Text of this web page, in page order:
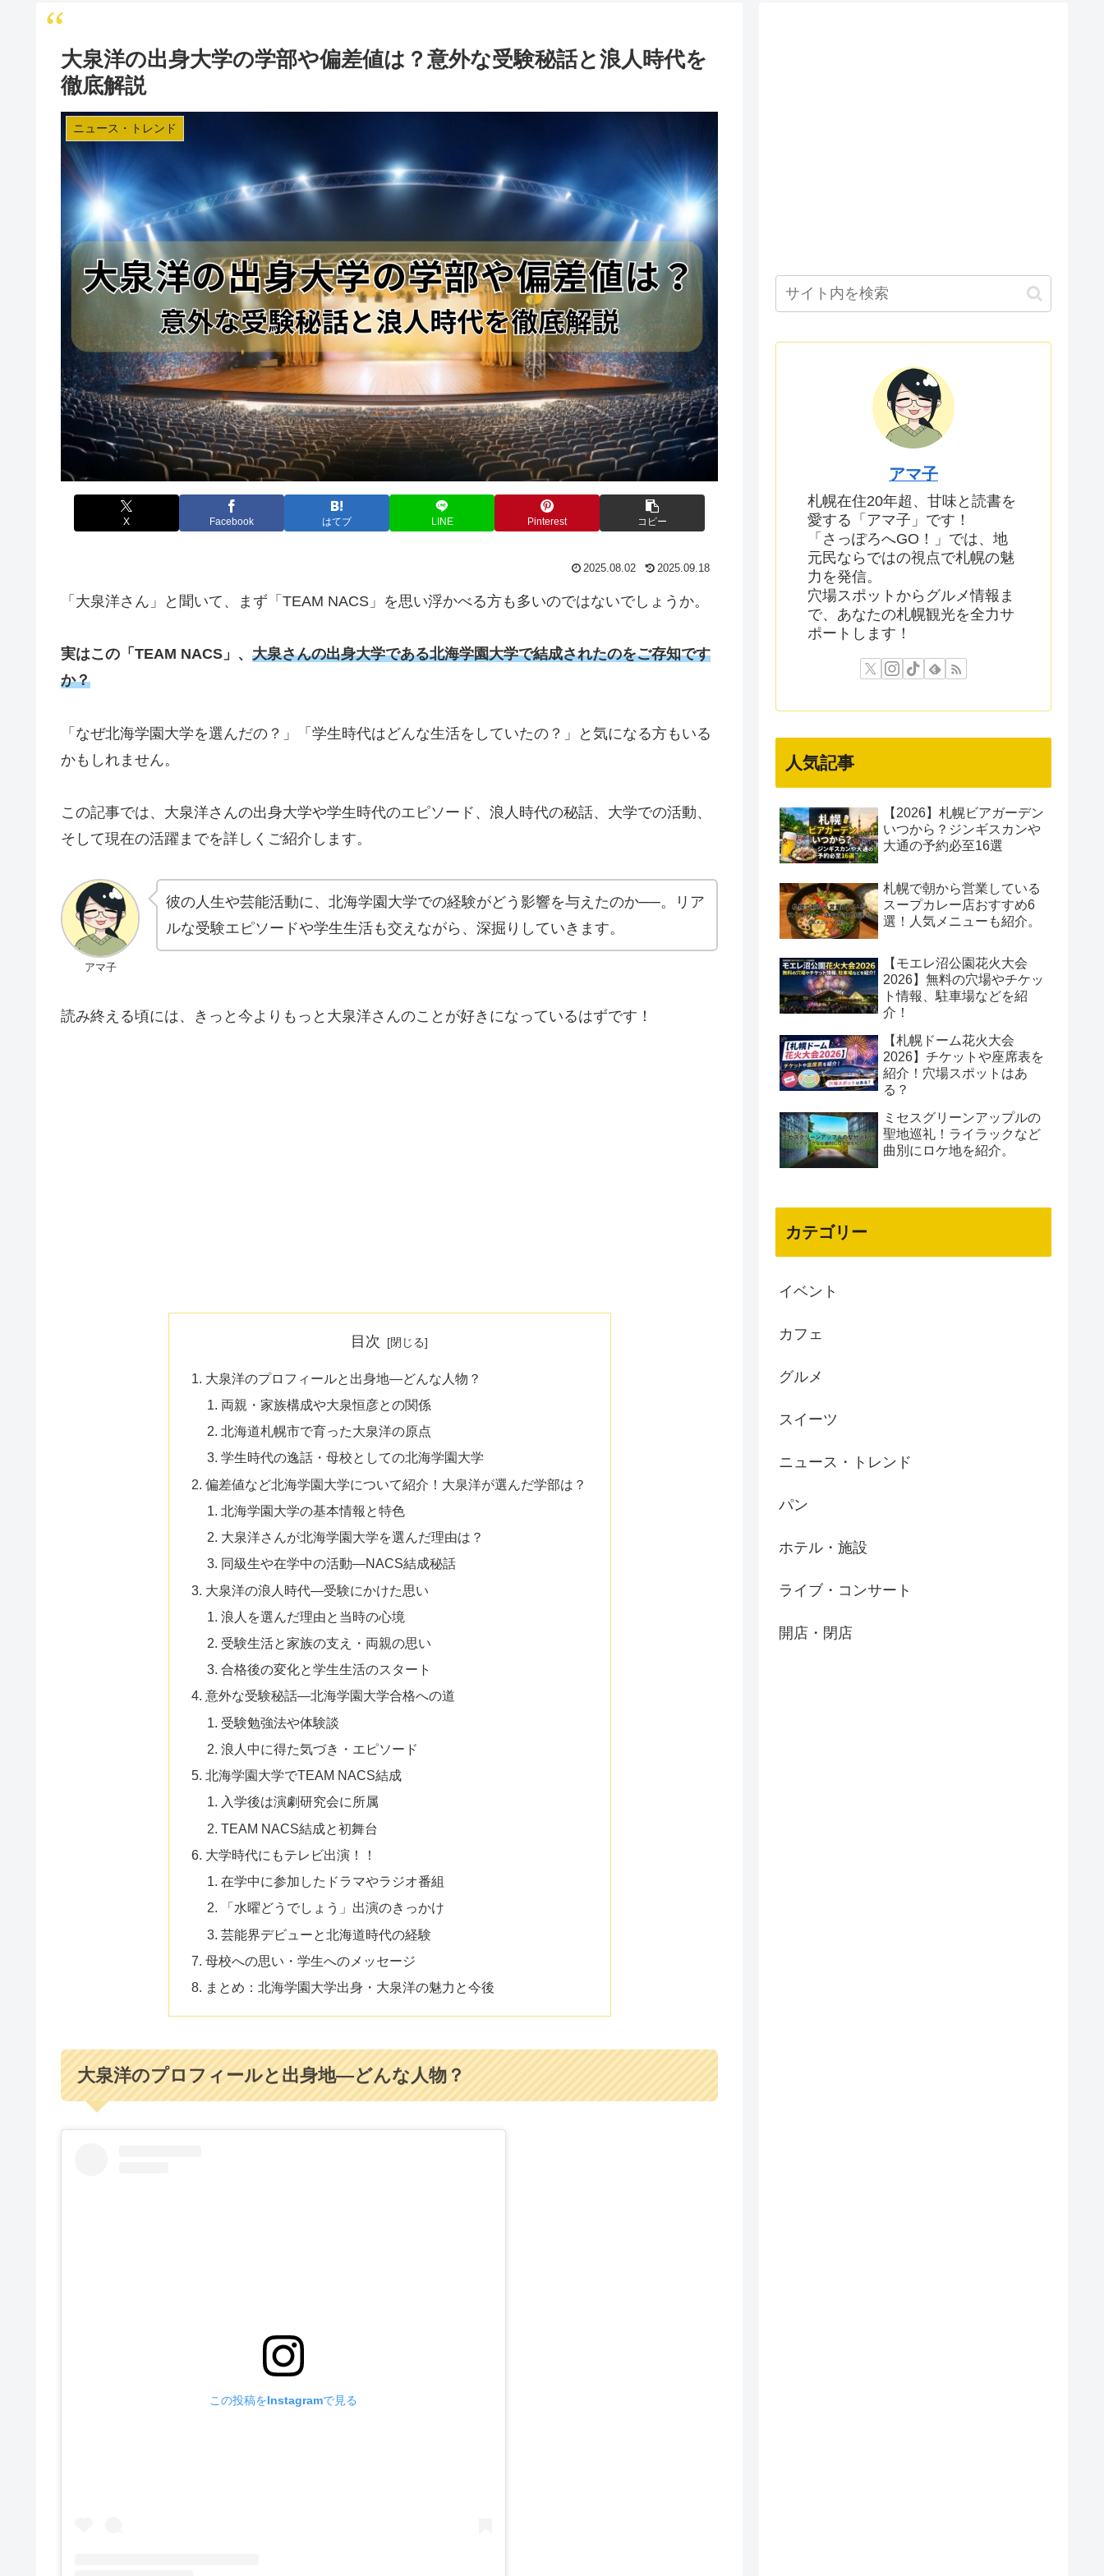
大泉洋の出身大学の学部や偏差値は？意外な受験秘話と浪人時代を
徹底解説
ニュース・トレンド
X Facebook はてブ LINE Pinterest コピー
2025.08.02 2025.09.18
「大泉洋さん」と聞いて、まず「TEAM NACS」を思い浮かべる方も多いのではないでしょうか。
実はこの「TEAM NACS」、 大泉さんの出身大学である北海学園大学で結成されたのをご存知です
か？
「なぜ北海学園大学を選んだの？」「学生時代はどんな生活をしていたの？」と気になる方もいる
かもしれません。
この記事では、大泉洋さんの出身大学や学生時代のエピソード、浪人時代の秘話、大学での活動、
そして現在の活躍までを詳しくご紹介します。
アマ子
彼の人生や芸能活動に、北海学園大学での経験がどう影響を与えたのか──。リア
ルな受験エピソードや学生生活も交えながら、深掘りしていきます。
読み終える頃には、きっと今よりもっと大泉洋さんのことが好きになっているはずです！
目次
大泉洋のプロフィールと出身地―どんな人物？
両親・家族構成や大泉恒彦との関係
北海道札幌市で育った大泉洋の原点
学生時代の逸話・母校としての北海学園大学
偏差値など北海学園大学について紹介！大泉洋が選んだ学部は？
北海学園大学の基本情報と特色
大泉洋さんが北海学園大学を選んだ理由は？
同級生や在学中の活動―NACS結成秘話
大泉洋の浪人時代―受験にかけた思い
浪人を選んだ理由と当時の心境
受験生活と家族の支え・両親の思い
合格後の変化と学生生活のスタート
意外な受験秘話―北海学園大学合格への道
受験勉強法や体験談
浪人中に得た気づき・エピソード
北海学園大学でTEAM NACS結成
入学後は演劇研究会に所属
TEAM NACS結成と初舞台
大学時代にもテレビ出演！！
在学中に参加したドラマやラジオ番組
「水曜どうでしょう」出演のきっかけ
芸能界デビューと北海道時代の経験
母校への思い・学生へのメッセージ
まとめ：北海学園大学出身・大泉洋の魅力と今後
大泉洋のプロフィールと出身地―どんな人物？
この投稿をInstagramで見る
アマ子
札幌在住20年超、甘味と読書を
愛する「アマ子」です！
「さっぽろへGO！」では、地
元民ならではの視点で札幌の魅
力を発信。
穴場スポットからグルメ情報ま
で、あなたの札幌観光を全力サ
ポートします！
人気記事
【2026】札幌ビアガーデン
いつから？ジンギスカンや
大通の予約必至16選
札幌で朝から営業している
スープカレー店おすすめ6
選！人気メニューも紹介。
【モエレ沼公園花火大会
2026】無料の穴場やチケッ
ト情報、駐車場などを紹
介！
【札幌ドーム花火大会
2026】チケットや座席表を
紹介！穴場スポットはあ
る？
ミセスグリーンアップルの
聖地巡礼！ライラックなど
曲別にロケ地を紹介。
カテゴリー
イベント
カフェ
グルメ
スイーツ
ニュース・トレンド
パン
ホテル・施設
ライブ・コンサート
開店・閉店